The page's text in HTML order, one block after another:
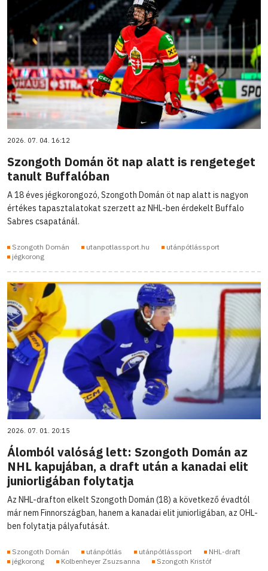
2026. 07. 04. 16:12
Szongoth Domán öt nap alatt is rengeteget
tanult Buffalóban
A 18 éves jégkorongozó, Szongoth Domán öt nap alatt is nagyon
értékes tapasztalatokat szerzett az NHL-ben érdekelt Buffalo
Sabres csapatánál.
Szongoth Domán utanpotlassport.hu
utánpótlássport
jégkorong
2026. 07. 01. 20:15
Álomból valóság lett: Szongoth Domán az
NHL kapujában, a draft után a kanadai elit
juniorligában folytatja
Az NHL-drafton elkelt Szongoth Domán (18) a következő évadtól
már nem Finnországban, hanem a kanadai elit juniorligában, az OHL-
ben folytatja pályafutását.
Szongoth Domán utánpótlás utánpótlássport
NHL-draft
jégkorong
Kolbenheyer Zsuzsanna Szongoth Kristóf